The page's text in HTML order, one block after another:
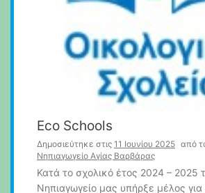
Eco Schools
Δημοσιεύτηκε στις 11 Ιουνίου 2025 από
Νηπιαγωγείο Αγίας Βαρβάρας
Κατά το σχολικό έτος 2024 – 2025
Νηπιαγωγείο μας υπήρξε μέλος για